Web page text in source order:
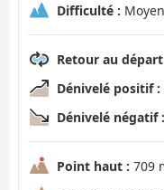
Difficulté :
Retour au
Dénivelé positif :
Dénivelé négatif :
Point haut : 709